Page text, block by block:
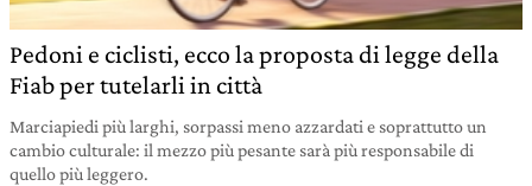
Pedoni e ciclisti, ecco la proposta di legge della
Fiab per tutelarli in città
Marciapiedi più larghi, sorpassi meno azzardati e soprattutto un
cambio culturale: il mezzo più pesante sarà più responsabile di
quello più leggero.